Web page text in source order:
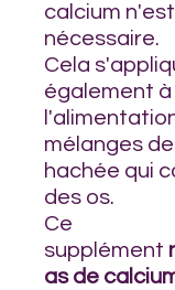
calcium
nécessaire.
Cela
également à
mélanges
hachée qui
des os.
Ce
supplément
as de